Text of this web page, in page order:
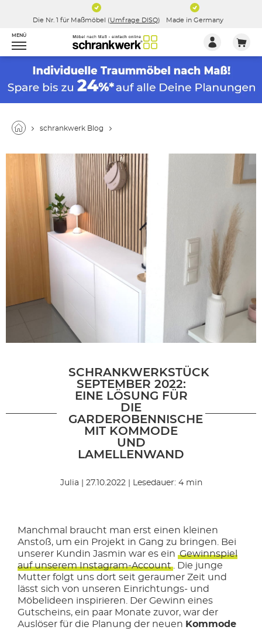
Die Nr. 1 für Maßmöbel (Umfrage DISQ) Made in Germany
MENÜ
schrankwerk Blog
SCHRANKWERKSTÜCK
SEPTEMBER 2022:
EINE LÖSUNG FÜR
DIE
GARDEROBENNISCHE
MIT KOMMODE
UND
LAMELLENWAND
Julia | 27.10.2022 | Lesedauer: 4 min
Manchmal braucht man erst einen kleinen
Anstoß, um ein Projekt in Gang zu bringen. Bei
unserer Kundin Jasmin war es ein Gewinnspiel
auf unserem Instagram-Account
. Die junge
Mutter folgt uns dort seit geraumer Zeit und
lässt sich von unseren Einrichtungs- und
Möbelideen inspirieren. Der Gewinn eines
Gutscheins, ein paar Monate zuvor, war der
Auslöser für die Planung der neuen Kommode